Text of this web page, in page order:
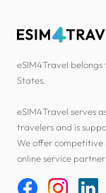
eSIM4Travel belongs
States.
eSIM4Travel serves
travelers and is
We offer competitive
online service